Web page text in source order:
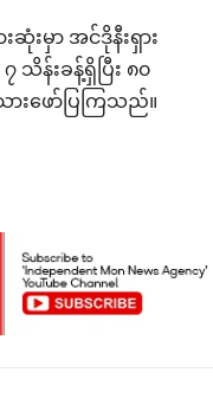
းမှာ အင်ဒိုနီးရှား
သိန်းခန့်ရှိပြီး ၈၀
းဖော်ပြကြသည်။